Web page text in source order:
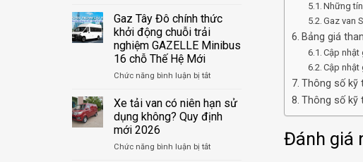
TRỌN
NIỀM
TIN,
SINH
VỮNG
chỗ
Gaz
Van
3
sánh
khách
Gaz
chỗ
NN
minibus
chỗ
Gaz Tây Đô chính thức
khởi động chuỗi trải
nghiệm GAZELLE Minibus
16 chỗ Thế Hệ Mới
Chức năng bình luận bị tắtở
Tây
Đô
chính
khởi
Xe tải van có niên hạn sử
dụng không? Quy định
mới 2026
Chức năng bình luận bị tắtở
Những
Gaz van
Bảng giá
Cập nhật
Cập nhật
Thông số kỹ
Thông số kỹ
Đánh giá